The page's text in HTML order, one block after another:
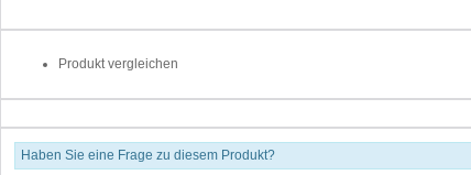
Produkt vergleichen
Haben Sie eine Frage zu diesem Produkt?